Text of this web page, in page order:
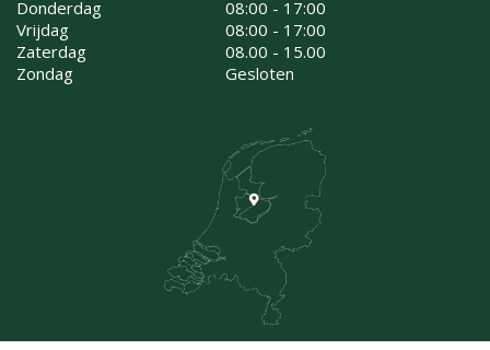
Donderdag
08:00 - 17:00
Vrijdag
08:00 - 17:00
Zaterdag
08.00 - 15.00
Zondag
Gesloten